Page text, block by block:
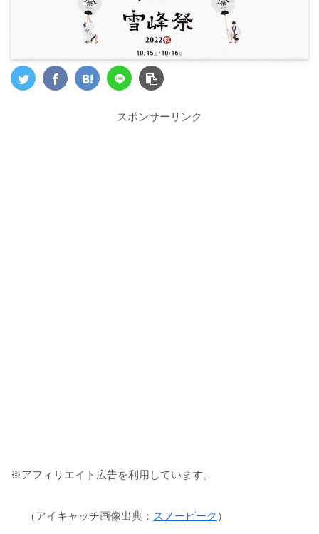
スポンサーリンク
※アフィリエイト広告を利用しています。
（アイキャッチ画像出典： スノーピーク ）